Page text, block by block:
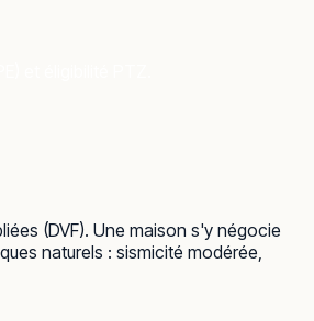
(DVF). Une maison s'y négocie
naturels : sismicité modérée,